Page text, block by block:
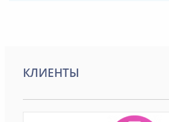
КЛИЕНТЫ